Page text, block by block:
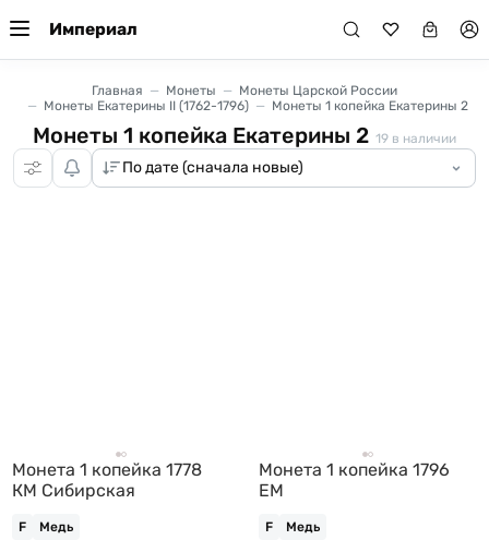
Империал
Главная Монеты
Монеты Царской России
Монеты Екатерины II (1762-1796)
Монеты 1 копейка Екатерины 2
Монеты 1 копейка Екатерины 2 19 в наличии
Монета 1 копейка 1778
КМ Сибирская
F Медь
Монета 1 копейка 1796
ЕМ
F Медь